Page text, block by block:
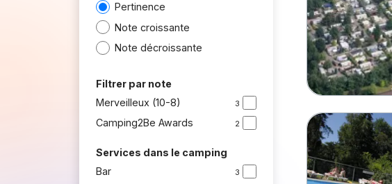
Pertinence
Note croissante
Note décroissante
Filtrer par note
Merveilleux (10-8)
3
Camping2Be Awards 2
Services dans le camping
Bar
3